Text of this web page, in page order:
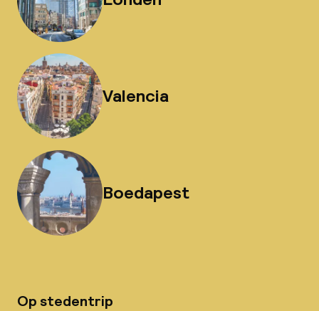
Valencia
Boedapest
Op stedentrip